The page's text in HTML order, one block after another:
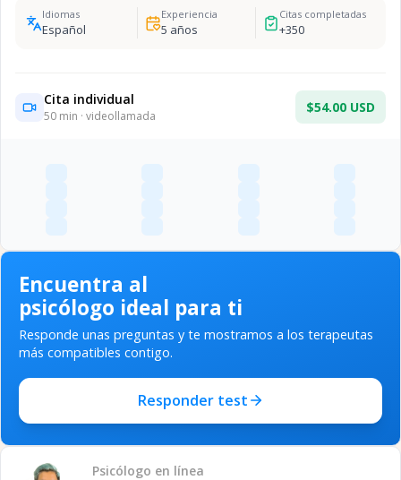
Idiomas
Español
Experiencia
5 años
Citas completadas
+350
Cita individual
50 min · videollamada
$54.00 USD
Encuentra al
psicólogo ideal para ti
Responde unas preguntas y te mostramos a los terapeutas
más compatibles contigo.
Responder test
Psicólogo en línea